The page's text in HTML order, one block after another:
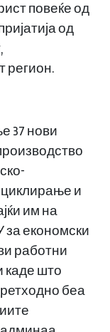
повеќе од
од
регион.
37 нови
и
им на
за економски
работни
каде што
беа